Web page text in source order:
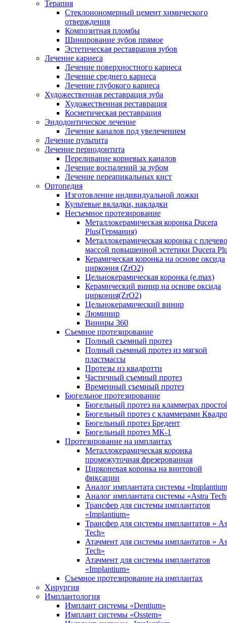
Терапия
Стеклоиономерный цемент химического
отверждения
Композитная пломбы
Шинирование зубов прямое
Эстетическая реставрация зубов
Лечение кариеса
Лечение поверхностного кариеса
Лечение среднего кариеса
Лечение глубокого кариеса
Художественная реставрация зуба
Художественная реставрация
Косметическая реставрация
Эндодонтическое лечение
Лечение каналов под увелечением
Лечение пульпита
Лечение периодонтита
Переливание корневых каналов
Лечение воспалений за зубом
Лечение переапикальных кист
Ортопедия
Изготовление индивидуальной ложки
Культевые вкладки, накладки
Несъемное протезирование
Металлокерамическая коронка Ducera
Plus(Германия)
Металлокерамическая коронка с
массой повышенной эстетики Ducera
Керамическая коронка на основе оксида
циркония (ZrO2)
Цельнокерамическая коронка (e.max)
Керамический винир на основе оксида
циркония(ZrO2)
Цельнокерамический винир
Люминир
Виниры 360
Съемное протезирование
Полный съемный протез
Полный сьемный протез из мягкой
пластмассы
Протезы из квадротти
Частичный съемный протез
Временный съемный протез
Бюгельное протезирование
Бюгельный протез на кламмерах
Бюгельный протез с кламмерами
Бюгельный протез Бредент
Бюгельный протез МК-1
Протезирование на имплантах
Металлокерамическая коронка
промежуточная фрезерованная
Цирконевая коронка на винтовой
фиксации
Аналог имплантата системы
Аналог имплантата системы «Astra
Трансфер для системы имплантатов
«Implantium»
Трансфер для системы имплантатов »
Tech»
Атачмент для системы имплантатов »
Tech»
Атачмент для системы имплантатов
«Implantium»
Съемное протезирование на имплантах
Хирургия
Имплантология
Имплант системы «Dentium»
Имплант системы «Osstem»